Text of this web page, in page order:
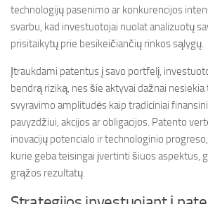
technologijų pasenimo ar konkurencijos
svarbu, kad investuotojai nuolat analizuotų
prisitaikytų prie besikeičiančių rinkos sąlygų.
Įtraukdami patentus į savo portfelį,
bendrą riziką, nes šie aktyvai dažnai
svyravimo amplitudės kaip tradiciniai
pavyzdžiui, akcijos ar obligacijos. Patento
inovacijų potencialo ir technologinio
kurie geba teisingai įvertinti šiuos aspektus,
grąžos rezultatų.